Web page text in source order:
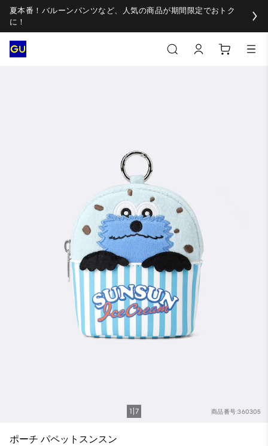
夏本番！バルーンパンツなど、人気の商品が期間限定でおトク
に！
商品番号:360305
1 7
ポーチ パペットスンスン